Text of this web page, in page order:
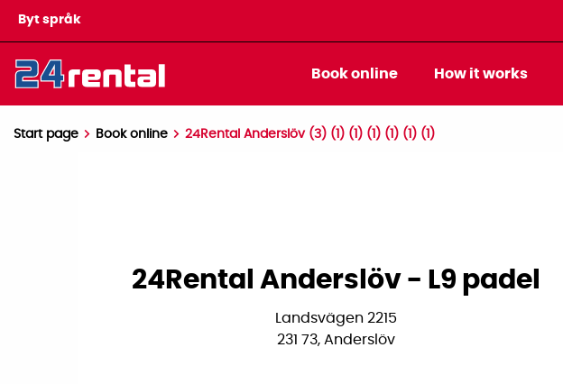
Byt språk
Book online How it works
Start page Book online 24Rental Anderslöv (3) (1) (1) (1) (1) (1) (1)
24Rental Anderslöv - L9 padel
Landsvägen 2215
231 73, Anderslöv